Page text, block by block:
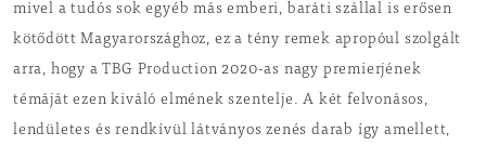
mivel a tudós sok egyéb más emberi, baráti szállal is erősen
kötődött Magyarországhoz, ez a tény remek apropóul szolgált
arra, hogy a TBG Production 2020-as nagy premierjének
témáját ezen kiváló elmének szentelje. A két felvonásos,
lendületes és rendkívül látványos zenés darab így amellett,